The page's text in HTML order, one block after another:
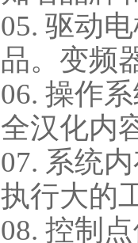
05. 驱动
品。变频
06. 操作
全汉化内
07. 系统
执行大的
08. 控制